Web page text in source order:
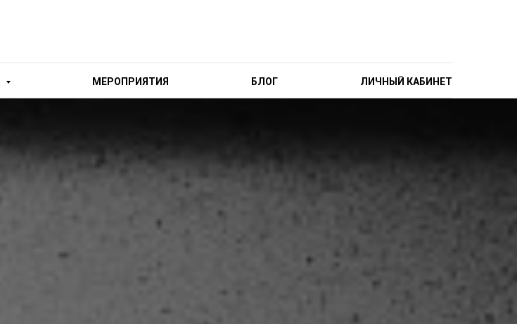
МЕРОПРИЯТИЯ БЛОГ ЛИЧНЫЙ КАБИНЕТ